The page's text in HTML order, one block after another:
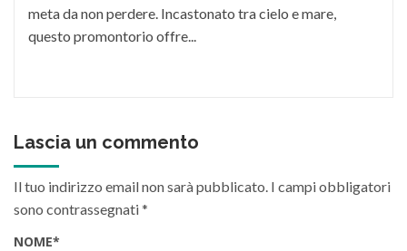
meta da non perdere. Incastonato tra cielo e mare,
questo promontorio offre...
Lascia un commento
Il tuo indirizzo email non sarà pubblicato. I campi obbligatori
sono contrassegnati*
NOME*